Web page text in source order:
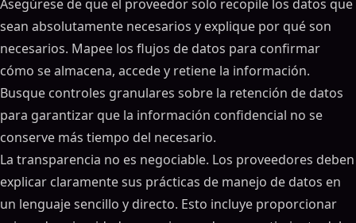
Asegúrese de que el proveedor solo recopile los datos que
sean absolutamente necesarios y explique por qué son
necesarios. Mapee los flujos de datos para confirmar
cómo se almacena, accede y retiene la información.
Busque controles granulares sobre la retención de datos
para garantizar que la información confidencial no se
conserve más tiempo del necesario.
La transparencia no es negociable. Los proveedores deben
explicar claramente sus prácticas de manejo de datos en
un lenguaje sencillo y directo. Esto incluye proporcionar